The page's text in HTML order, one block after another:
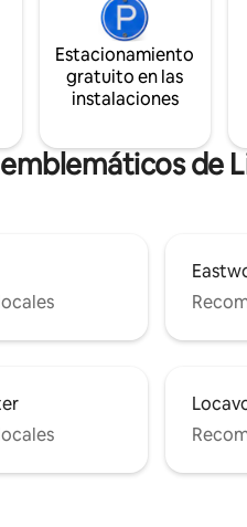
Estacionamiento
gratuito en las
instalaciones
de